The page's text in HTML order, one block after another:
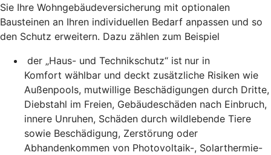
Sie Ihre Wohngebäudeversicherung mit optionalen
Bausteinen an Ihren individuellen Bedarf anpassen und so
den Schutz erweitern. Dazu zählen zum Beispiel
der „Haus- und Technikschutz“ ist nur in
Komfort wählbar und deckt zusätzliche Risiken wie
Außenpools, mutwillige Beschädigungen durch Dritte,
Diebstahl im Freien, Gebäudeschäden nach Einbruch,
innere Unruhen, Schäden durch wildlebende Tiere
sowie Beschädigung, Zerstörung oder
Abhandenkommen von Photovoltaik-, Solarthermie-